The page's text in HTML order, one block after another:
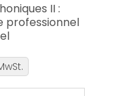
II :
professionnel